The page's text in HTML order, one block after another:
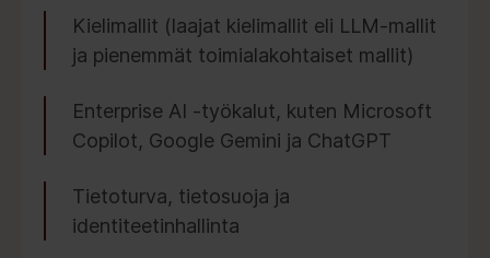
Kielimallit (laajat kielimallit eli LLM-mallit
ja pienemmät toimialakohtaiset mallit)
Enterprise AI -työkalut, kuten Microsoft
Copilot, Google Gemini ja ChatGPT
Tietoturva, tietosuoja ja
identiteetinhallinta